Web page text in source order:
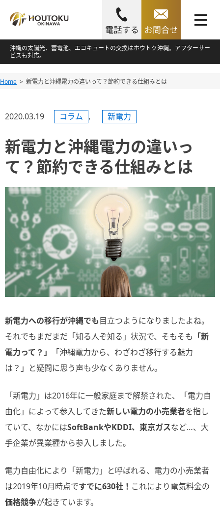
toggle
navigation
Skip
to
content
沖縄の太陽光、蓄電池、エコキュートの交換はホウトク沖縄。アフターサー
ビスも対応。
Skip
content
Home 新電力と沖縄電力の違いって？節約できる仕組みとは
2020.03.19 コラム , 新電力
新電力と沖縄電力の違いっ
て？節約できる仕組みとは
新電力への移行が沖縄でも目立つようになりましたよね。
それでもまだまだ「知る人ぞ知る」状況で、そもそも 「新
電力って？」
「沖縄電力から、わざわざ移行する魅力
は？」と疑問に思う声も少なくありません。
「新電力」は2016年に一般家庭まで解禁された、「電力自
由化」によって参入してきた新しい電力の小売業者を指し
ていて、なかにはSoftBankやKDDI、東京ガスなど…、大
手企業が異業種から参入しました。
電力自由化により「新電力」と呼ばれる、電力の小売業者
は2019年10月時点ですでに630社！ これにより電気料金の
価格競争が起きています。